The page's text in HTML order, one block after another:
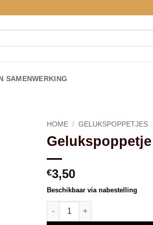
SAMENWERKING
HOME / GELUKSPOPPETJES
Gelukspoppetje
€3,50
Beschikbaar via nabestelling
Gelukspoppetje aantal